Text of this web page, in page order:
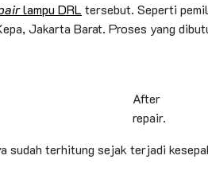
lampu DRL tersebut. Seperti
Jakarta Barat. Proses yang
After
repair.
sudah terhitung sejak terjadi